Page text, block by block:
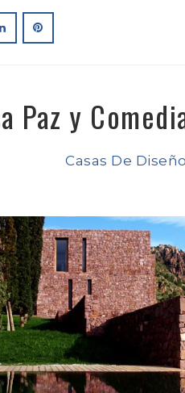
Paz y
Casas De Diseño